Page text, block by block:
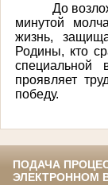
До
минутой
жизнь,
Родины, кто
специальной
проявляет
победу.
ПОДАЧА
ЭЛЕКТРОННОМ